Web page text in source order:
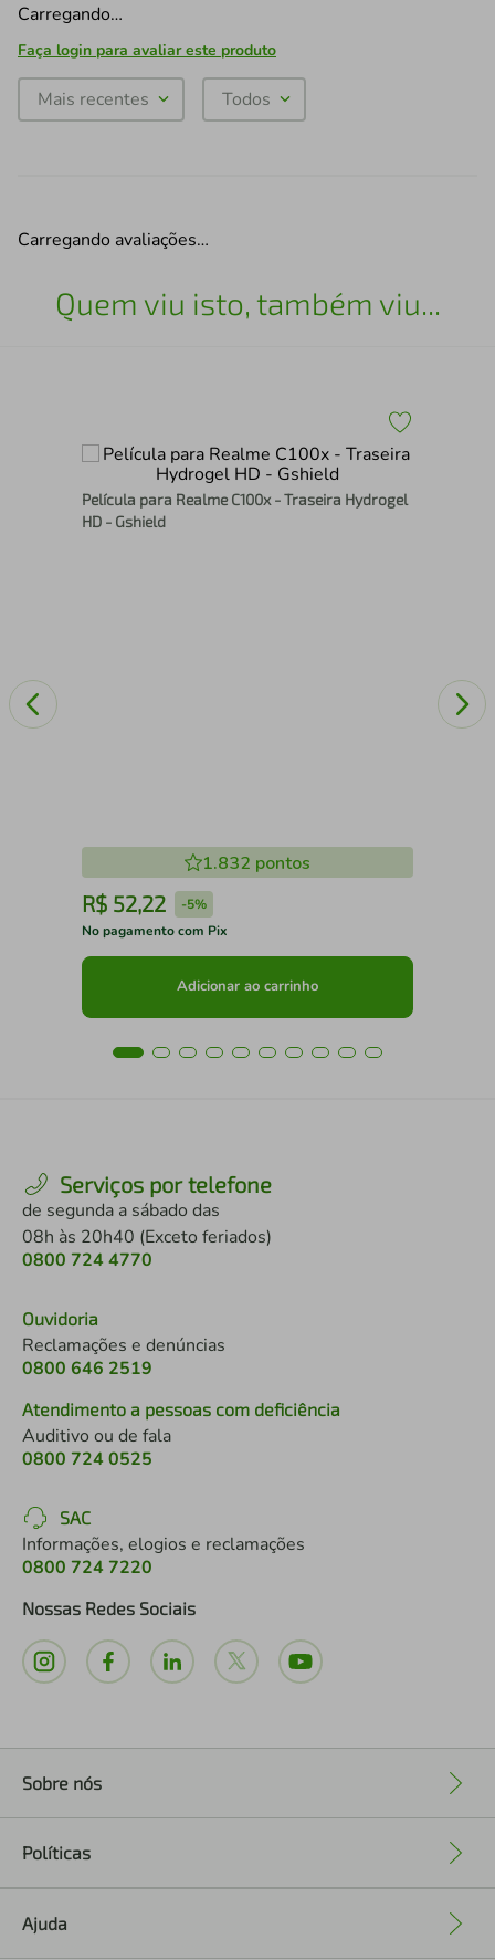
Carregando…
Faça login para avaliar este produto
Mais recentes Todos
Carregando avaliações…
Quem viu isto, também viu...
Película para Realme C100x - Traseira Hydrogel
HD - Gshield
1.832 pontos
R$ 52,22 -5%
No pagamento com Pix
Adicionar ao carrinho
Serviços por telefone
de segunda a sábado das
08h às 20h40 (Exceto feriados)
0800 724 4770
Ouvidoria
Reclamações e denúncias
0800 646 2519
Atendimento a pessoas com deficiência
Auditivo ou de fala
0800 724 0525
SAC
Informações, elogios e reclamações
0800 724 7220
Nossas Redes Sociais
Sobre nós
Políticas
Ajuda